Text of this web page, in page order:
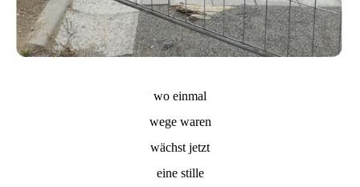
wo einmal
wege waren
wächst jetzt
eine stille